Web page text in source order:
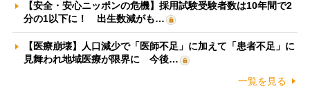
【安全・安心ニッポンの危機】採用試験受験者数は10年間で2
分の1以下に！ 出生数減がも…
【医療崩壊】人口減少で「医師不足」に加えて「患者不足」に
見舞われ地域医療が限界に 今後…
一覧を見る